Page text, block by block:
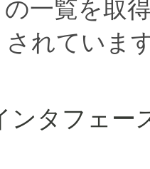
の一覧を取
れていま
ンタフェ